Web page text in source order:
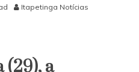
Itapetinga Notícias
(29), a